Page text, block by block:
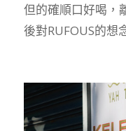
但的確順口好喝，
後對RUFOUS的想